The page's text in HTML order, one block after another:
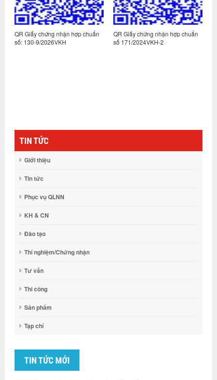
QR Giấy chứng nhận hợp chuẩn
số: 130-9/2026VKH
QR Giấy chứng nhận hợp chuẩn
số 171/2024VKH-2
TIN TỨC
Giới thiệu
Tin tức
Phục vụ QLNN
KH & CN
Đào tạo
Thí nghiệm/Chứng nhận
Tư vấn
Thi công
Sản phẩm
Tạp chí
TIN TỨC MỚI